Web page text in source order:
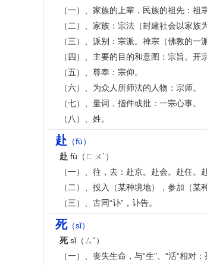
（一）、家族的上辈，民族的祖先：祖
（二）、家族：宗法（封建社会以家
（三）、派别：宗派。禅宗（佛教的一
（四）、主要的目的和意图：宗旨。开
（五）、尊奉：宗仰。
（六）、为众人所师法的人物：宗师。
（七）、量词，指件或批：一宗心事。
（八）、姓。
赴 （fù）
赴 fù（ㄈㄨˋ）
（一）、往，去：赴京。赴会。赴任。
（二）、投入（某种境地），参加（
（三）、古同“讣”，讣告。
死（sǐ）
死sǐ（ㄙˇ）
（一）、丧失生命，与“生”、“活”相对